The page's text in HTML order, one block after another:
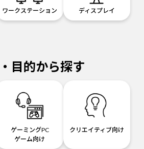
ワークステーション ディスプレイ
目的から探す
ゲーミングPC
ゲーム向け
クリエイティブ向け